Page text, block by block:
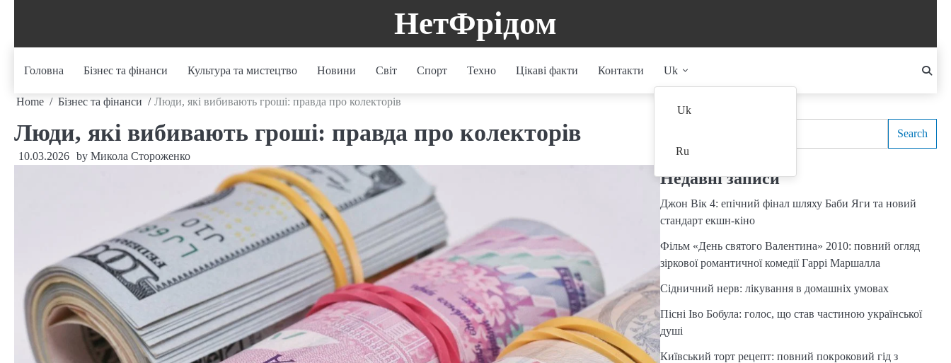
НетФрідом
Головна Бізнес та фінанси Культура та мистецтво Новини Світ Спорт Техно Цікаві факти Контакти Uk
Uk
Ru
Home Бізнес та фінанси Люди, які вибивають гроші: правда про колекторів
Люди, які вибивають гроші: правда про колекторів
10.03.2026 by Микола Стороженко
Search
Недавні записи
Джон Вік 4: епічний фінал шляху Баби Яги та новий
стандарт екшн-кіно
Фільм «День святого Валентина» 2010: повний огляд
зіркової романтичної комедії Гаррі Маршалла
Сідничний нерв: лікування в домашніх умовах
Пісні Іво Бобула: голос, що став частиною української
душі
Київський торт рецепт: повний покроковий гід з